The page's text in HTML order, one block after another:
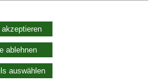
ablehnen
auswählen